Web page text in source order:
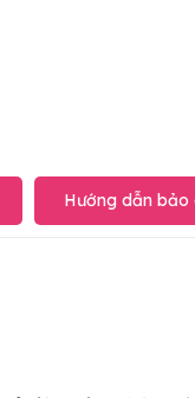
Hướng dẫn bảo